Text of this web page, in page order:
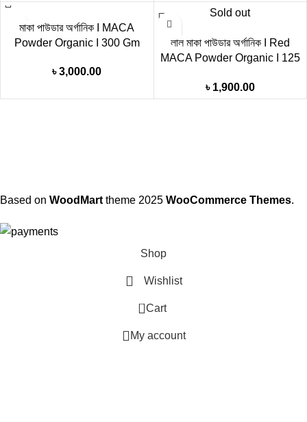
মাকা পাউডার অর্গানিক I MACA
Powder Organic I 300 Gm
৳3,000.00
Sold out
লাল মাকা পাউডার অর্গানিক I Red
MACA Powder Organic I 125
৳ 1,900.00
Based on WoodMart theme 2025 WooCommerce Themes.
Shop
Wishlist
0 Cart
My account